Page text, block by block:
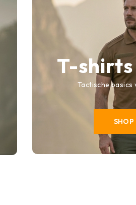
T-shirts
Tactische